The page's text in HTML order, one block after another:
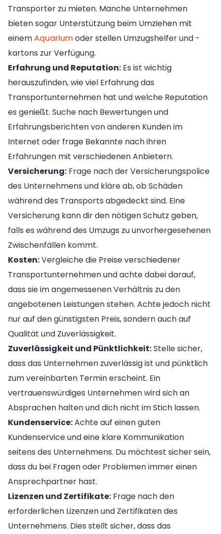
Transporter zu mieten. Manche Unternehmen
bieten sogar Unterstützung beim Umziehen mit
einemAquariumoder stellen Umzugshelfer und -
kartons zur Verfügung.
Erfahrung und Reputation: Es ist wichtig
herauszufinden, wie viel Erfahrung das
Transportunternehmen hat und welche Reputation
es genießt. Suche nach Bewertungen und
Erfahrungsberichten von anderen Kunden im
Internet oder frage Bekannte nach ihren
Erfahrungen mit verschiedenen Anbietern.
Versicherung: Frage nach der Versicherungspolice
des Unternehmens und kläre ab, ob Schäden
während des Transports abgedeckt sind. Eine
Versicherung kann dir den nötigen Schutz geben,
falls es während des Umzugs zu unvorhergesehenen
Zwischenfällen kommt.
Kosten:Vergleiche die Preise verschiedener
Transportunternehmen und achte dabei darauf,
dass sie im angemessenen Verhältnis zu den
angebotenen Leistungen stehen. Achte jedoch nicht
nur auf den günstigsten Preis, sondern auch auf
Qualität und Zuverlässigkeit.
Zuverlässigkeit und Pünktlichkeit:Stelle sicher,
dass das Unternehmen zuverlässig ist und pünktlich
zum vereinbarten Termin erscheint. Ein
vertrauenswürdiges Unternehmen wird sich an
Absprachen halten und dich nicht im Stich lassen.
Kundenservice:Achte auf einen guten
Kundenservice und eine klare Kommunikation
seitens des Unternehmens. Du möchtest sicher sein,
dass du bei Fragen oder Problemen immer einen
Ansprechpartner hast.
Lizenzen und Zertifikate: Frage nach den
erforderlichen Lizenzen und Zertifikaten des
Unternehmens. Dies stellt sicher, dass das